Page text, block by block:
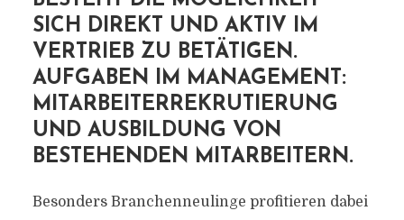
SICH DIREKT UND AKTIV IM
VERTRIEB ZU BETÄTIGEN.
AUFGABEN IM MANAGEMENT:
MITARBEITERREKRUTIERUNG
UND AUSBILDUNG VON
BESTEHENDEN MITARBEITERN.
Besonders Branchenneulinge profitieren dabei